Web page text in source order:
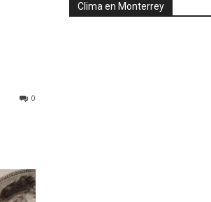
0
Clima en Monterrey